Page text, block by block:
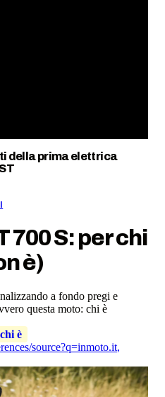
della prima elettrica
700 S: per chi
è)
a fondo pregi e
questa moto: chi è
è
source?q=inmoto.it,